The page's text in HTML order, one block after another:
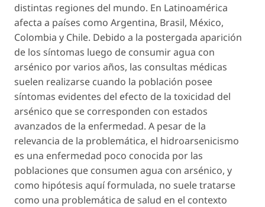
distintas regiones del mundo. En Latinoamérica
afecta a países como Argentina, Brasil, México,
Colombia y Chile. Debido a la postergada aparición
de los síntomas luego de consumir agua con
arsénico por varios años, las consultas médicas
suelen realizarse cuando la población posee
síntomas evidentes del efecto de la toxicidad del
arsénico que se corresponden con estados
avanzados de la enfermedad. A pesar de la
relevancia de la problemática, el hidroarsenicismo
es una enfermedad poco conocida por las
poblaciones que consumen agua con arsénico, y
como hipótesis aquí formulada, no suele tratarse
como una problemática de salud en el contexto